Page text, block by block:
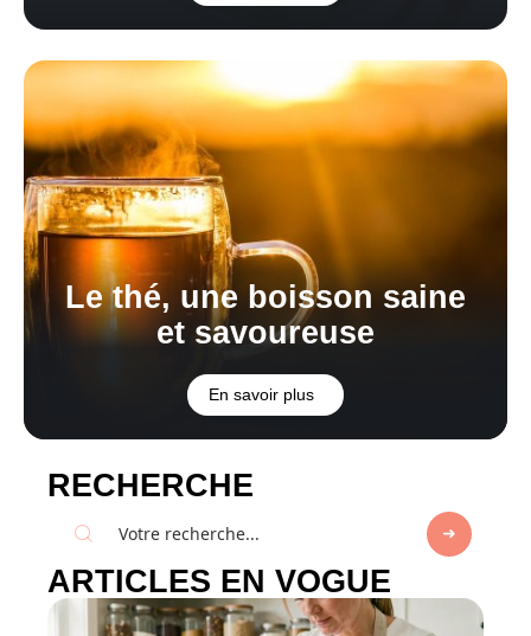
Le thé, une boisson saine
et savoureuse
En savoir plus
RECHERCHE
ARTICLES EN VOGUE